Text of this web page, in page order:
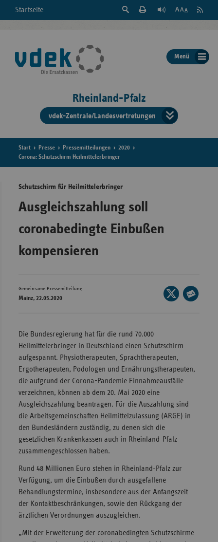
Startseite
Suche
der
Seite
Feed
Menü
Rheinland-Pfalz
vdek-Zentrale/Landesvertretungen
der
Start Presse Pressemitteilungen
2020
Corona: Schutzschirm Heilmittelerbringer
Schutzschirm für Heilmittelerbringer
Ausgleichszahlung soll
coronabedingte Einbußen
kompensieren
Gemeinsame Pressemitteilung
Mainz, 22.05.2020
Seite
auf
Die Bundesregierung hat für die rund 70.000
Heilmittelerbringer in Deutschland einen Schutzschirm
aufgespannt. Physiotherapeuten, Sprachtherapeuten,
Ergotherapeuten, Podologen und Ernährungstherapeuten,
die aufgrund der Corona-Pandemie Einnahmeausfälle
verzeichnen, können ab dem 20. Mai 2020 eine
Ausgleichszahlung beantragen. Für die Auszahlung sind
die Arbeitsgemeinschaften Heilmittelzulassung (ARGE) in
den Bundesländern zuständig, zu denen sich die
gesetzlichen Krankenkassen auch in Rheinland-Pfalz
zusammengeschlossen haben.
Rund 48 Millionen Euro stehen in Rheinland-Pfalz zur
Verfügung, um die Einbußen durch ausgefallene
Behandlungstermine, insbesondere aus der Anfangszeit
der Kontaktbeschränkungen, sowie den Rückgang der
ärztlichen Verordnungen auszugleichen.
„Mit der Erweiterung der coronabedingten Schutzschirme